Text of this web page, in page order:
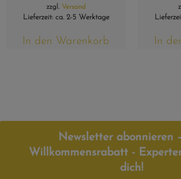
zzgl. Versand
Lieferzeit: ca. 2-5 Werktage
In den Warenkorb In
Newsletter abonnieren
Willkommensrabatt -
dich!